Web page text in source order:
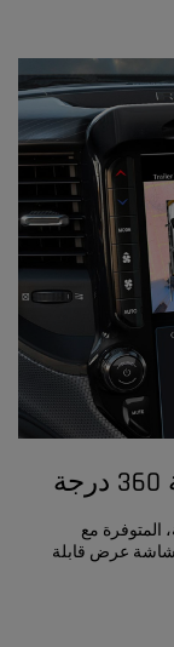
المحيطية بزاوية 360 درجة، المتوفرة مع
شاشة عرض قابلة